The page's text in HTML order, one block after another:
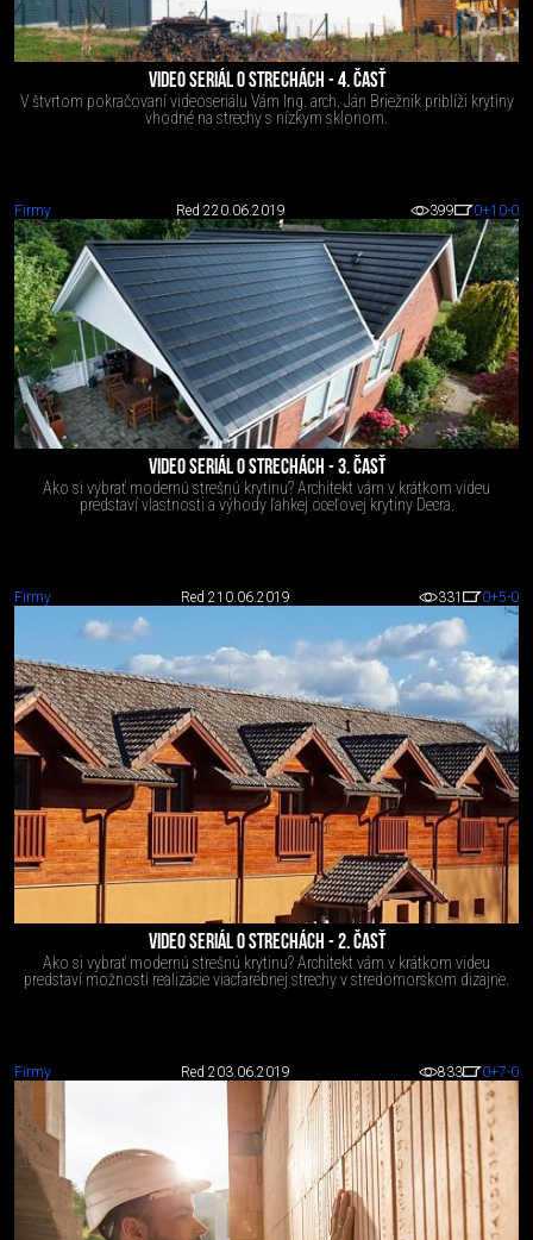
VIDEO SERIÁL O STRECHÁCH - 4. ČASŤ
V štvrtom pokračovaní videoseriálu Vám Ing. arch. Ján Briežnik priblíži krytiny
vhodné na strechy s nízkym sklonom.
Firmy Red 220.06.2019 399 0+10-0
VIDEO SERIÁL O STRECHÁCH - 3. ČASŤ
Ako si vybrať modernú strešnú krytinu? Architekt vám v krátkom videu
predstaví vlastnosti a výhody ľahkej oceľovej krytiny Decra.
Firmy Red 210.06.2019 331 0+5-0
VIDEO SERIÁL O STRECHÁCH - 2. ČASŤ
Ako si vybrať modernú strešnú krytinu? Architekt vám v krátkom videu
predstaví možnosti realizácie viacfarebnej strechy v stredomorskom dizajne.
Firmy Red 203.06.2019 833 0+7-0